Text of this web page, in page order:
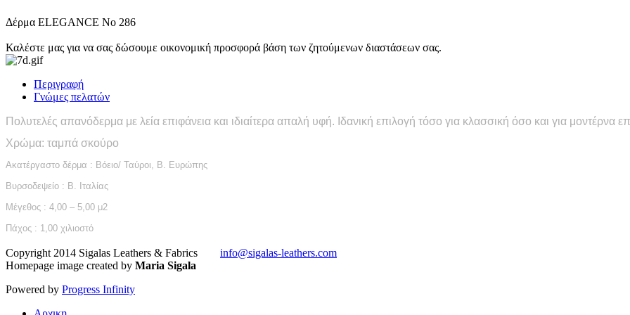
Δέρμα ELEGANCE No 286
Καλέστε μας για να σας δώσουμε οικονομική προσφορά βάση των ζητούμενων διαστάσεων σας.
Περιγραφή
Γνώμες πελατών
Πολυτελές απανόδερμα με λεία επιφάνεια και ιδιαίτερα απαλή υφή. Ιδανική επιλογή τόσο για κλασσική όσο και για μοντέρνα
Χρώμα: ταμπά σκούρο
Ακατέργαστο δέρμα : Βόειο/ Ταύροι, Β. Ευρώπης
Βυρσοδεψείο : Β. Ιταλίας
Μέγεθος : 4,00 – 5,00 μ2
Πάχος : 1,00 χιλιοστό
Copyright 2014 Sigalas Leathers & Fabrics info@sigalas-leathers.com
Homepage image created by Maria Sigala
Powered by Progress Infinity